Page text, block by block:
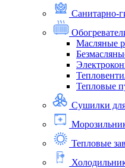
Санитарно-
Масляные
Тепловые
Сушилки
Тепловые